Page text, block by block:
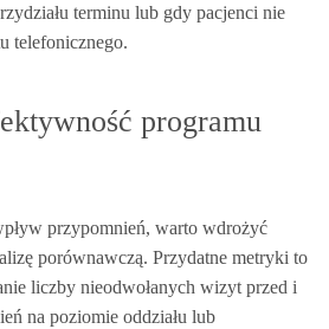
terminu lub gdy pacjenci nie
telefonicznego.
programu
przypomnień, warto wdrożyć
porównawczą. Przydatne metryki to
liczby nieodwołanych wizyt przed i
na poziomie oddziału lub